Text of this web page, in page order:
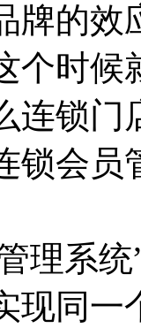
牌的
个时候
连锁门
锁会员
理系
现同一